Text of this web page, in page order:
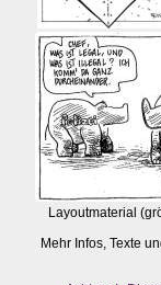
Layoutmaterial
Mehr Infos, Texte